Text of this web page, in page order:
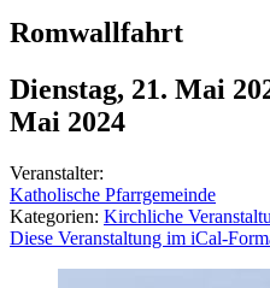
Romwallfahrt
Dienstag, 21. Mai
Mai 2024
Veranstalter:
Katholische Pfarrgemeinde
Kategorien: Kirchliche
Diese Veranstaltung im iCal-